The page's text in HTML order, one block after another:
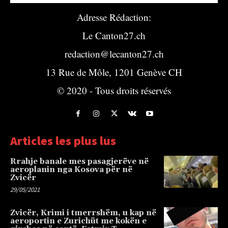
Adresse Rédaction:
Le Canton27.ch
redaction@lecanton27.ch
13 Rue de Môle, 1201 Genève CH
© 2020 - Tous droits réservés
Articles les plus lus
Rrahje banale mes pasagjerëve në
aeroplanin nga Kosova për në
Zvicër
29/05/2021
Zvicër, Krimi i tmerrshëm, u kap në
aeroportin e Zurichüt me kokën e